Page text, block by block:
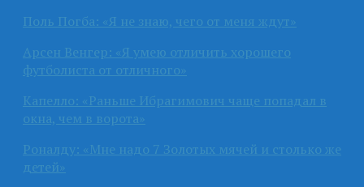
Поль Погба: «Я не знаю, чего от меня ждут»
Арсен Венгер: «Я умею отличить хорошего
футболиста от отличного»
Капелло: «Раньше Ибрагимович чаще попадал в
окна, чем в ворота»
Роналду: «Мне надо 7 Золотых мячей и столько же
детей»